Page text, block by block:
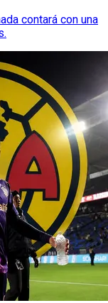
contará con una